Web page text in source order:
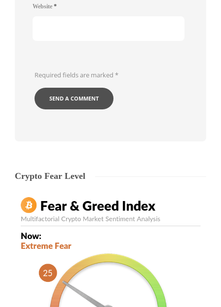
Website *
Required fields are marked *
Crypto Fear Level